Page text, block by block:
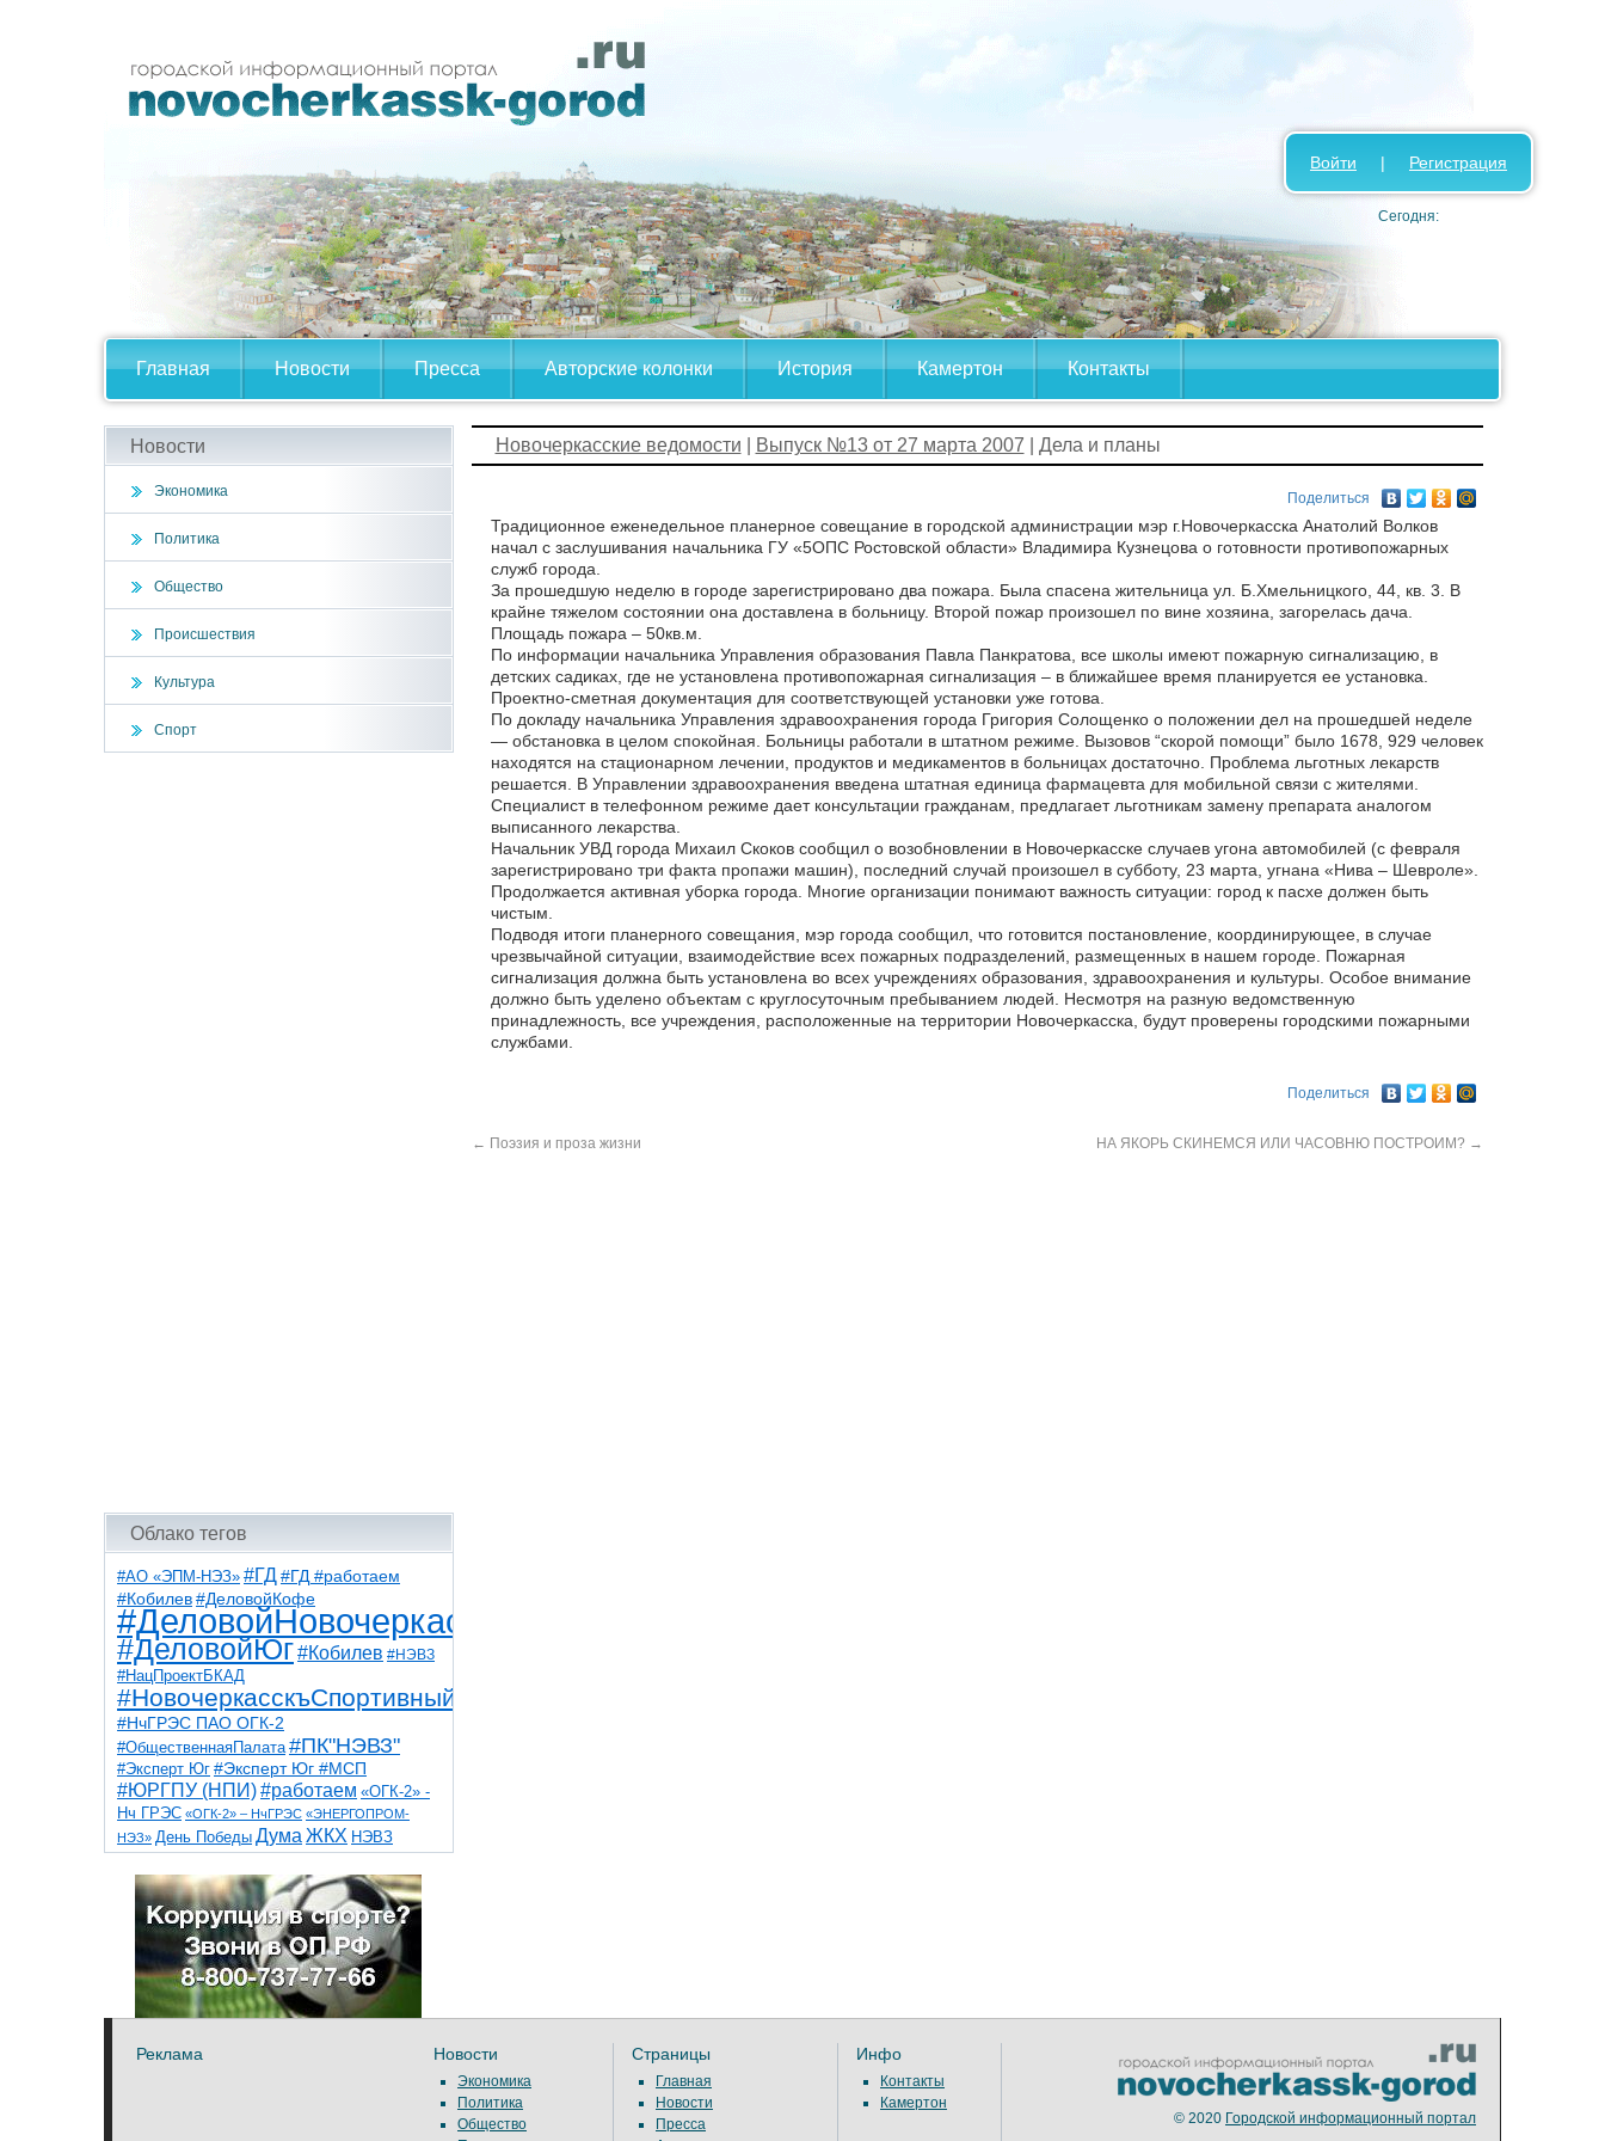
Главная Новости Пресса Авторские колонки История Камертон Контакты
Войти | Регистрация
Сегодня:
Новости
Экономика
Политика
Общество
Происшествия
Культура
Спорт
Облако тегов
#АО «ЭПМ-НЭЗ» #ГД #ГД #работаем
#Кобилев #ДеловойКофе
#ДеловойНовочеркасск
#ДеловойЮг#Кобилев #НЭВЗ
#НацПроектБКАД
#НовочеркасскъСпортивный
#НчГРЭС ПАО ОГК-2
#ОбщественнаяПалата #ПК"НЭВЗ"
#Эксперт Юг #Эксперт Юг #МСП
#ЮРГПУ (НПИ)#работаем «ОГК-2» -
Нч ГРЭС «ОГК-2» – НчГРЭС «ЭНЕРГОПРОМ-
НЭЗ» День Победы Дума ЖКХ НЭВЗ
НчГРЭС ТНТ
благоустройствоветераны выборы
детидороги казаки коррупция космос
общественная палата парк пожар роща
спорт театр транспорт художники
Новочеркасские ведомости Выпуск №13 от 27 марта 2007 | Дела и планы
Поделиться
Традиционное еженедельное планерное совещание в городской администрации мэр г.Новочеркасска Анатолий Волков
начал с заслушивания начальника ГУ «5ОПС Ростовской области» Владимира Кузнецова о готовности противопожарных
служб города.
За прошедшую неделю в городе зарегистрировано два пожара. Была спасена жительница ул. Б.Хмельницкого, 44, кв. 3. В
крайне тяжелом состоянии она доставлена в больницу. Второй пожар произошел по вине хозяина, загорелась дача.
Площадь пожара – 50кв.м.
По информации начальника Управления образования Павла Панкратова, все школы имеют пожарную сигнализацию, в
детских садиках, где не установлена противопожарная сигнализация – в ближайшее время планируется ее установка.
Проектно-сметная документация для соответствующей установки уже готова.
По докладу начальника Управления здравоохранения города Григория Солощенко о положении дел на прошедшей неделе
— обстановка в целом спокойная. Больницы работали в штатном режиме. Вызовов “скорой помощи” было 1678, 929 человек
находятся на стационарном лечении, продуктов и медикаментов в больницах достаточно. Проблема льготных лекарств
решается. В Управлении здравоохранения введена штатная единица фармацевта для мобильной связи с жителями.
Специалист в телефонном режиме дает консультации гражданам, предлагает льготникам замену препарата аналогом
выписанного лекарства.
Начальник УВД города Михаил Скоков сообщил о возобновлении в Новочеркасске случаев угона автомобилей (с февраля
зарегистрировано три факта пропажи машин), последний случай произошел в субботу, 23 марта, угнана «Нива – Шевроле».
Продолжается активная уборка города. Многие организации понимают важность ситуации: город к пасхе должен быть
чистым.
Подводя итоги планерного совещания, мэр города сообщил, что готовится постановление, координирующее, в случае
чрезвычайной ситуации, взаимодействие всех пожарных подразделений, размещенных в нашем городе. Пожарная
сигнализация должна быть установлена во всех учреждениях образования, здравоохранения и культуры. Особое внимание
должно быть уделено объектам с круглосуточным пребыванием людей. Несмотря на разную ведомственную
принадлежность, все учреждения, расположенные на территории Новочеркасска, будут проверены городскими пожарными
службами.
Поделиться
← Поэзия и проза жизни НА ЯКОРЬ СКИНЕМСЯ ИЛИ ЧАСОВНЮ ПОСТРОИМ? →
Реклама Новости
Экономика
Политика
Общество
Страницы
Главная
Новости
Пресса
Инфо
Контакты
Камертон
© 2020 Городской информационный портал